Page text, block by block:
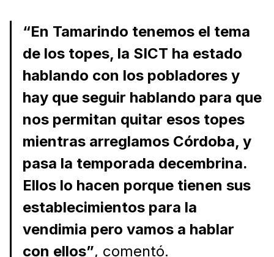
“En Tamarindo tenemos el tema
de los topes, la SICT ha estado
hablando con los pobladores y
hay que seguir hablando para que
nos permitan quitar esos topes
mientras arreglamos Córdoba, y
pasa la temporada decembrina.
Ellos lo hacen porque tienen sus
establecimientos para la
vendimia pero vamos a hablar
con ellos”, comentó.